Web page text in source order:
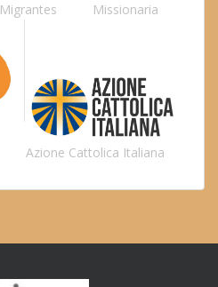
Migrantes
Missionaria
Azione Cattolica Italiana